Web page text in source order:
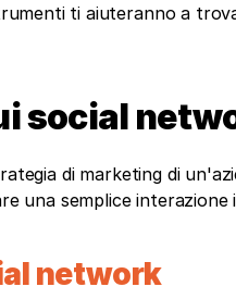
ti aiuteranno a
social
di marketing di
una semplice interazione
network